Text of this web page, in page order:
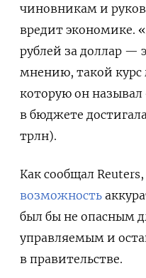
чиновникам и
вредит экономике.
рублей за доллар —
мнению, такой
которую он
в бюджете
трлн).
Как сообщал
возможность
был бы не опасным
управляемым и
в правительстве.